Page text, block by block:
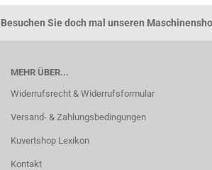
Besuchen Sie doch mal unseren
MEHR ÜBER...
Widerrufsrecht & Widerrufsformular
Versand- & Zahlungsbedingungen
Kuvertshop Lexikon
Kontakt